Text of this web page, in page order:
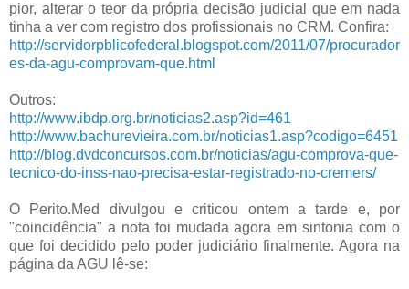
pior, alterar o teor da própria decisão judicial que em nada
tinha a ver com registro dos profissionais no CRM. Confira:
http://servidorpblicofederal.blogspot.com/2011/07/procurador
es-da-agu-comprovam-que.html
Outros:
http://www.ibdp.org.br/noticias2.asp?id=461
http://www.bachurevieira.com.br/noticias1.asp?codigo=6451
http://blog.dvdconcursos.com.br/noticias/agu-comprova-que-
tecnico-do-inss-nao-precisa-estar-registrado-no-cremers/
O Perito.Med divulgou e criticou ontem a tarde e, por
"coincidência" a nota foi mudada agora em sintonia com o
que foi decidido pelo poder judiciário finalmente. Agora na
página da AGU lê-se: